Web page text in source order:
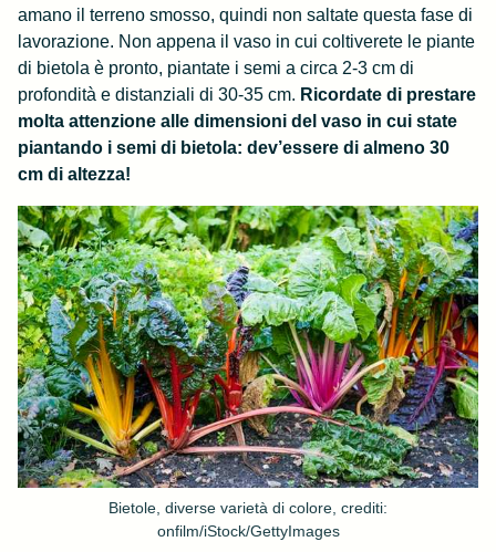
amano il terreno smosso, quindi non saltate questa fase di
lavorazione. Non appena il vaso in cui coltiverete le piante
di bietola è pronto, piantate i semi a circa 2-3 cm di
profondità e distanziali di 30-35 cm. Ricordate di prestare
molta attenzione alle dimensioni del vaso in cui state
piantando i semi di bietola: dev’essere di almeno 30
cm di altezza!
Bietole, diverse varietà di colore, crediti:
onfilm/iStock/GettyImages